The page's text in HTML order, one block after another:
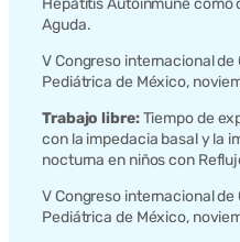
Aguda.
V Congreso internacional
Pediátrica de México,
Trabajo libre:Tiempo de
con la impedacia basal y la
nocturna en niños con
V Congreso internacional
Pediátrica de México,